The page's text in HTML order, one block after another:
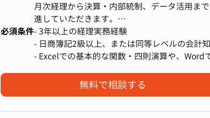
月次経理から決算・内部統制、データ活用ま
進していただきます。
■ お任せしたい主な業務
ご入社後は、ご経験やご志向に応じて「月
方）からお任せしていきます。まずは会社
必須条件- 3年以上の経理実務経験
- 日商簿記2級以上、または同等レベルの会計
- Excelでの基本的な関数・四則演算や、Word
無料で相談する